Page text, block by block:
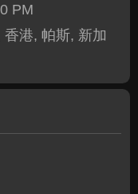
PM
港, 帕斯, 新加